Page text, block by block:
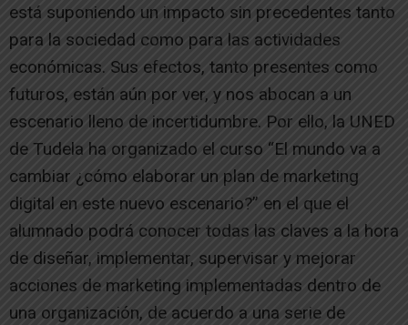
está suponiendo un impacto sin precedentes tanto
para la sociedad como para las actividades
económicas. Sus efectos, tanto presentes como
futuros, están aún por ver, y nos abocan a un
escenario lleno de incertidumbre. Por ello, la UNED
de Tudela ha organizado el curso “El mundo va a
cambiar ¿cómo elaborar un plan de marketing
digital en este nuevo escenario?” en el que el
alumnado podrá conocer todas las claves a la hora
de diseñar, implementar, supervisar y mejorar
acciones de marketing implementadas dentro de
una organización, de acuerdo a una serie de